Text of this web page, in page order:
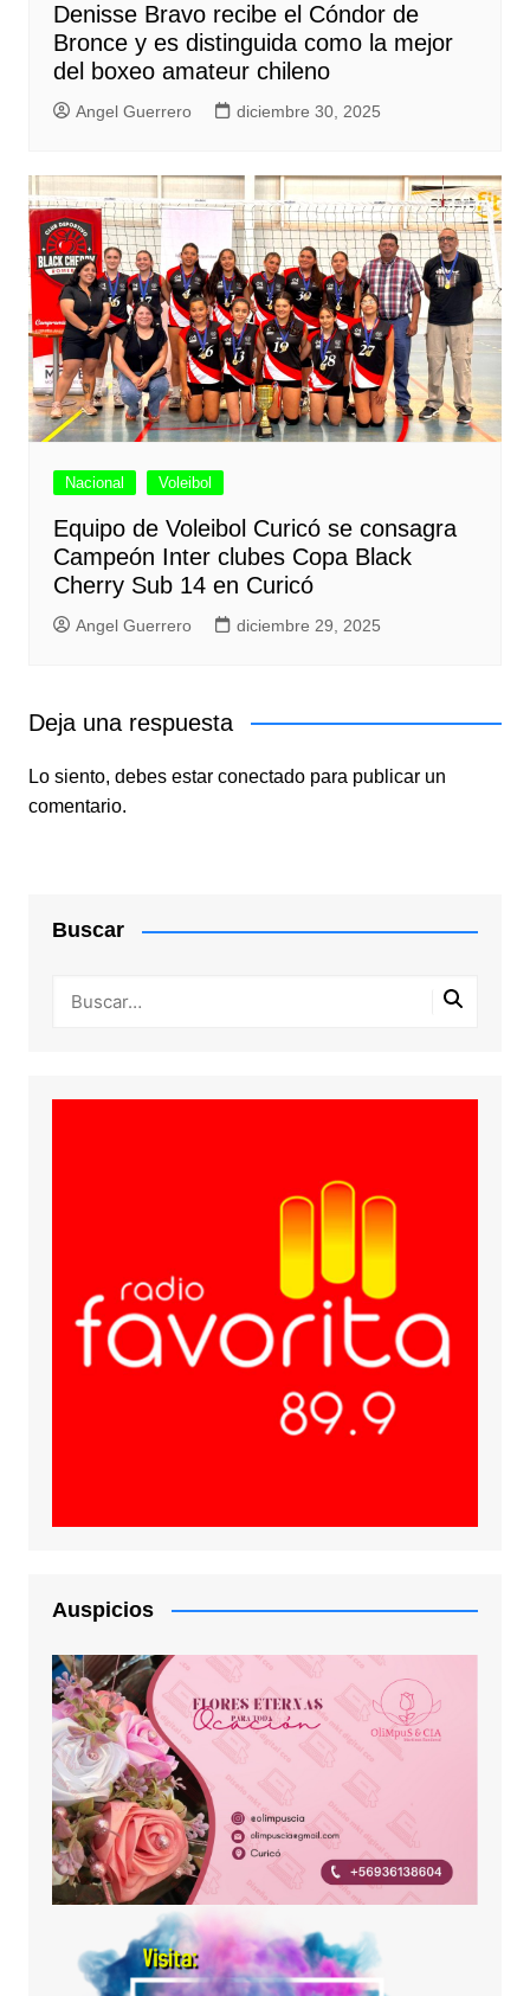
Denisse Bravo recibe el Cóndor de
Bronce y es distinguida como la mejor
del boxeo amateur chileno
Angel Guerrero diciembre 30, 2025
Nacional Voleibol
Equipo de Voleibol Curicó se consagra
Campeón Inter clubes Copa Black
Cherry Sub 14 en Curicó
Angel Guerrero diciembre 29, 2025
Deja una respuesta
Lo siento, debes estar conectadopara publicar un
comentario.
Buscar
Auspicios